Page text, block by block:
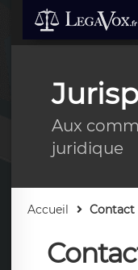
Aux
juridique
Accueil Contact